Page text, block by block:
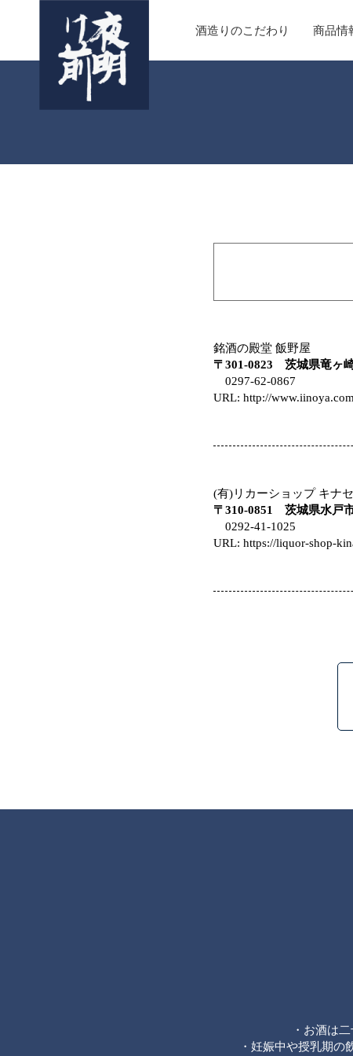
酒造りのこだわり 商品情
銘酒の殿堂 飯野屋
〒301-0823 茨城県竜ヶ
0297-62-0867
URL: http://
(有)リカーショップ キナセ
〒310-0851 茨城県水戸
0292-41-1025
URL: https://liquor-shop-
・お酒は
・妊娠中や授乳期の